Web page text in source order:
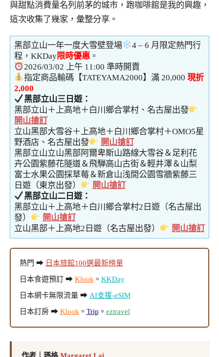
與甜點消費量名列前茅的城市，跑咖啡館是我的興趣，
這次收集了幾家，彙整分享。
黑部立山一年一度大雪壁登場
4 – 6 月限定熱門行
程，KKDay限時優惠 。
2026/03/02 上午 11:00 準時開賣
指定商品輸碼【TATEYAMA2000】滿 20,000 現折
2,000
黑部立山三日遊：
黑部立山＋上高地＋白川鄉合掌村、名古屋出發
開山搶訂
立山黑部大雪谷＋上高地＋白川鄉合掌村＋OMO5星
野酒店、名古屋出發
開山搶訂
黑部立山立山黑部阿爾卑斯山路線大雪谷＆足利花
卉公園紫藤花隧道＆飛騨高山古街＆輕井澤＆山梨
富士水果公園採草莓＆新倉山浅間公園雪牆紫藤三
日遊（東京出發）
開山搶訂
黑部立山二日遊：
黑部立山＋上高地＋白川鄉合掌村2日遊（名古屋出
發）
開山搶訂
立山黑部＋上高地2日遊（名古屋出發）
開山搶訂
熱門 ➡ 日本旅館100選最新榜單
日本食遊預訂 ➡ Klook 。 KKDay
日本網卡無限流量 ➡ AI支援-eSIM
日本訂房 ➡ Klook 。 Trip 。 eztravel
作者｜瑪格Margaret Lai